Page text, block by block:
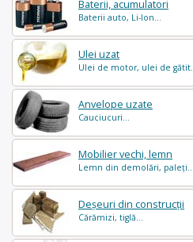
Baterii, acumulatori
Baterii auto, Li-Ion...
Ulei uzat
Ulei de motor, ulei de gătit...
Anvelope uzate
Cauciucuri...
Mobilier vechi, lemn
Lemn din demolări, paleți...
Deșeuri din construcții
Cărămizi, tiglă...